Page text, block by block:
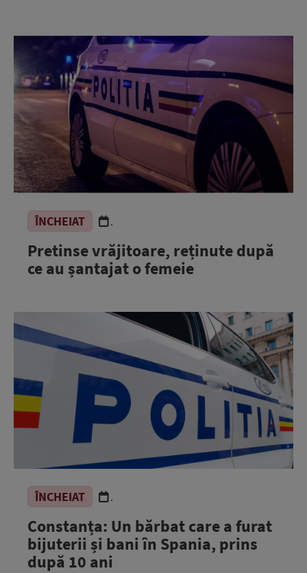
ÎNCHEIAT .
Pretinse vrăjitoare, reținute după
ce au șantajat o femeie
ÎNCHEIAT .
Constanța: Un bărbat care a furat
bijuterii și bani în Spania, prins
după 10 ani